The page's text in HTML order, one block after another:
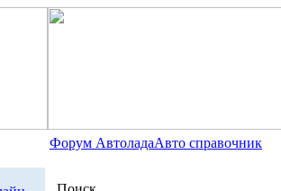
Форум АвтоладаАвто справочник